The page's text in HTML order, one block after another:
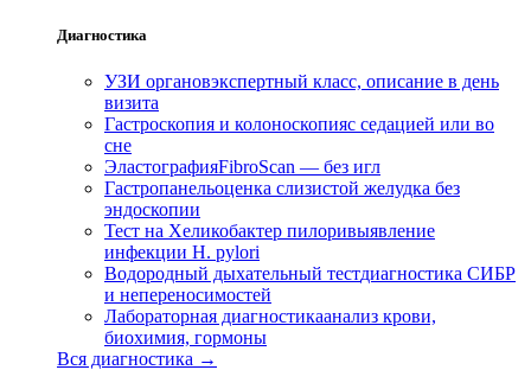
Диагностика
УЗИ органовэкспертный класс, описание в день
визита
Гастроскопия и колоноскопияс седацией или во
сне
ЭластографияFibroScan — без игл
Гастропанельоценка слизистой желудка без
эндоскопии
Тест на Хеликобактер пилоривыявление
инфекции H. pylori
Водородный дыхательный тестдиагностика СИБР
и непереносимостей
Лабораторная диагностикаанализ крови,
биохимия, гормоны
Вся диагностика →